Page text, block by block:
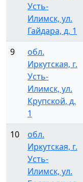
Усть-
Илимск, ул.
Гайдара, д. 1
9
обл.
Иркутская, г.
Усть-
Илимск, ул.
Крупской, д.
1
10
обл.
Иркутская, г.
Усть-
Илимск, ул.